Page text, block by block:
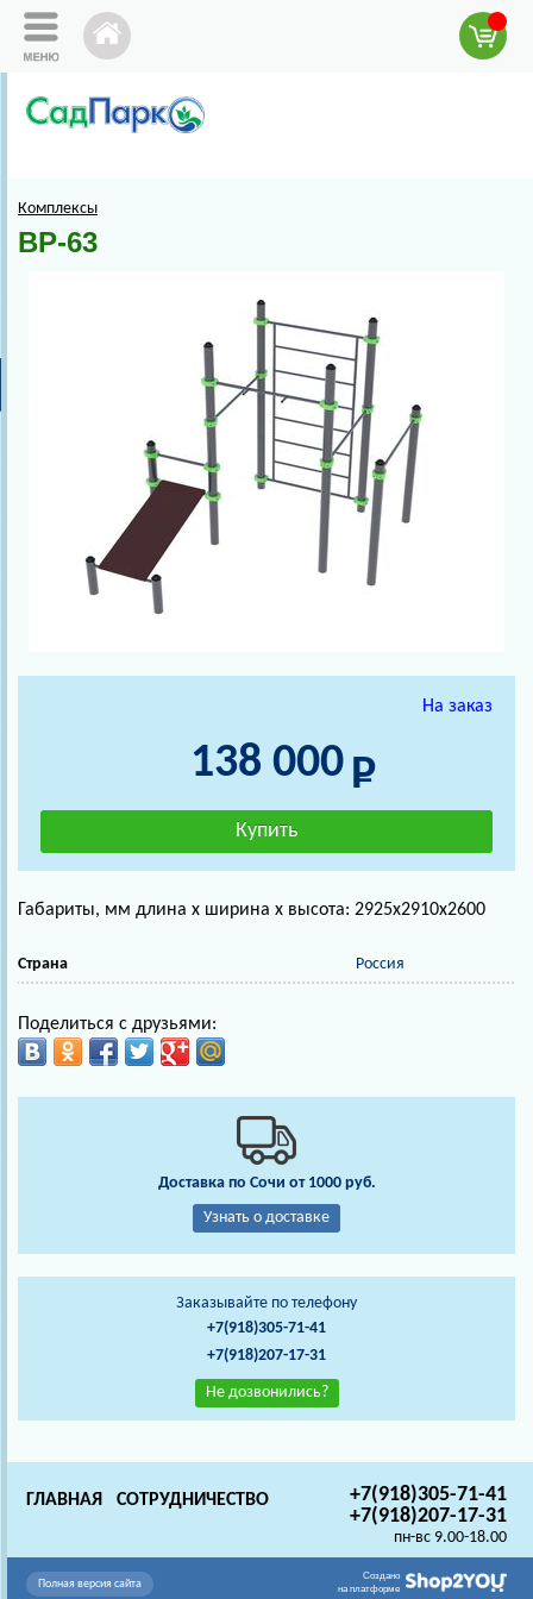
Комплексы
ВР-63
На заказ
138 000
Габариты, мм длина х ширина х высота: 2925х2910х2600
Страна Россия
Поделиться с друзьями:
Доставка по Сочи от 1000 руб.
Узнать о доставке
Заказывайте по телефону
+7(918)305-71-41
+7(918)207-17-31
Не дозвонились?
+7(918)305-71-41
+7(918)207-17-31
пн-вс 9.00-18.00
ГЛАВНАЯ СОТРУДНИЧЕСТВО
Создано
на платформе
Полная версия сайта